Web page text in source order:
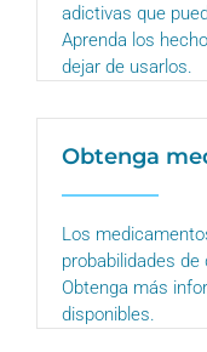
adictivas que
Aprenda los
dejar de usarlos.
Obtenga
Los
probabilidades
Obtenga más
disponibles.